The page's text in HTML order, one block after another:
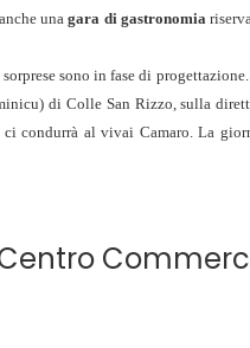
unagara di gastronomia
sono in fase di
di Colle San Rizzo, sulla
condurrà al vivai Camaro. La